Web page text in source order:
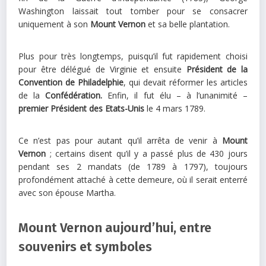
Washington laissait tout tomber pour se consacrer
uniquement à son Mount Vernon et sa belle plantation.
Plus pour très longtemps, puisqu’il fut rapidement choisi
pour être délégué de Virginie et ensuite Président de la
Convention de Philadelphie, qui devait réformer les articles
de laConfédération. Enfin, il fut élu – à l’unanimité –
premier Président des Etats-Unis le 4 mars 1789.
Ce n’est pas pour autant qu’il arrêta de venir à Mount
Vernon ; certains disent qu’il y a passé plus de 430 jours
pendant ses 2 mandats (de 1789 à 1797), toujours
profondément attaché à cette demeure, où il serait enterré
avec son épouse Martha.
Mount Vernon aujourd’hui, entre
souvenirs et symboles